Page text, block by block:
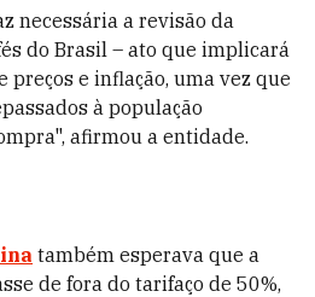
necessária a revisão da
do Brasil – ato que implicará
preços e inflação, uma vez que
à população
afirmou a entidade.
também esperava que a
de fora do tarifaço de 50%,